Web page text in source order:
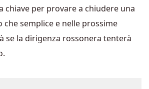
chiave per provare a chiudere una
semplice e nelle prossime
se la dirigenza rossonera tenterà